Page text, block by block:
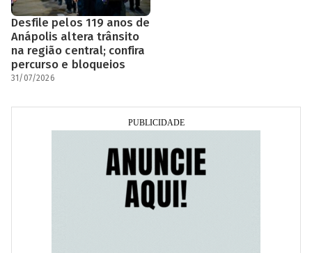
Desfile pelos 119 anos de
Anápolis altera trânsito
na região central; confira
percurso e bloqueios
31/07/2026